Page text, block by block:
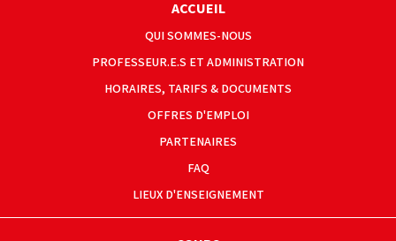
ACCUEIL
QUI SOMMES-NOUS
PROFESSEUR.E.S ET ADMINISTRATION
HORAIRES, TARIFS & DOCUMENTS
OFFRES D'EMPLOI
PARTENAIRES
FAQ
LIEUX D'ENSEIGNEMENT